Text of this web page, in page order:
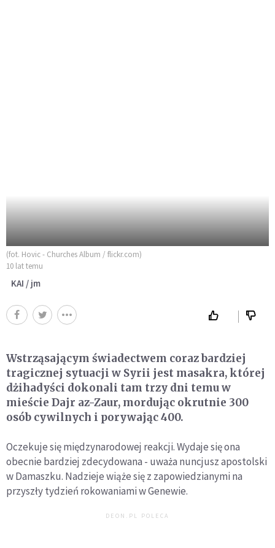
(fot. Hovic - Churches Album / flickr.com)
10 lat temu
KAI / jm
Wstrząsającym świadectwem coraz bardziej
tragicznej sytuacji w Syrii jest masakra, której
dżihadyści dokonali tam trzy dni temu w
mieście Dajr az-Zaur, mordując okrutnie 300
osób cywilnych i porywając 400.
Oczekuje się międzynarodowej reakcji. Wydaje się ona
obecnie bardziej zdecydowana - uważa nuncjusz apostolski
w Damaszku. Nadzieje wiąże się z zapowiedzianymi na
przyszły tydzień rokowaniami w Genewie.
DEON.PL POLECA